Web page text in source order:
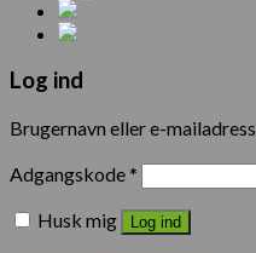
Log ind
Brugernavn eller e-
Adgangskode*
Husk mig
Log ind